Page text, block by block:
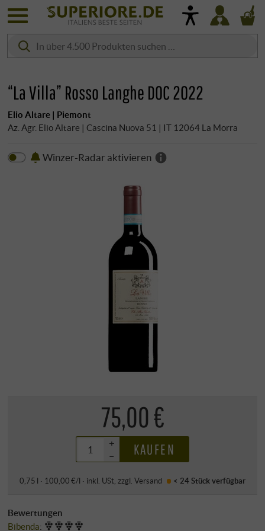
“La Villa” Rosso Langhe DOC 2022
Elio Altare | Piemont
Az. Agr. Elio Altare | Cascina Nuova 51 | IT 12064 La Morra
Winzer-Radar aktivieren
75,00 €
+
–
KAUFEN
0,75 l · 100,00 €/l · inkl. USt, zzgl. Versand < 24 Stückverfügbar
Bewertungen
Bibenda: